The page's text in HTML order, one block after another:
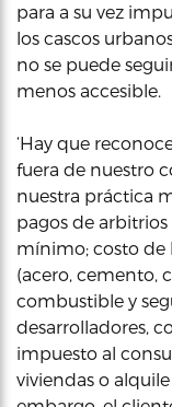
para a su vez
los cascos
no se puede
menos accesible.
‘Hay que
fuera de nuestro
nuestra práctica
pagos de arbitrios
mínimo; costo de
(acero, cemento,
combustible y
desarrolladores,
impuesto al
viviendas o